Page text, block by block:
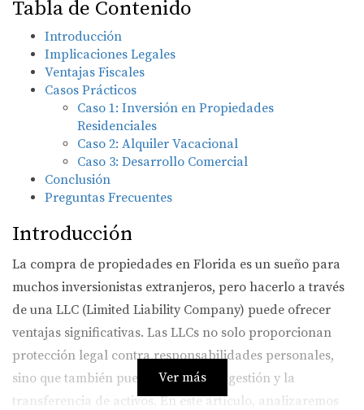
Tabla de Contenido
Introducción
Implicaciones Legales
Ventajas Fiscales
Casos Prácticos
Caso 1: Inversión en Propiedades
Residenciales
Caso 2: Alquiler Vacacional
Caso 3: Desarrollo Comercial
Conclusión
Preguntas Frecuentes
Introducción
La compra de propiedades en Florida es un sueño para
muchos inversionistas extranjeros, pero hacerlo a través
de una LLC (Limited Liability Company) puede ofrecer
ventajas significativas. Las LLCs no solo proporcionan
protección legal contra responsabilidades personales,
sino que también pueden facilitar la gestión y la
transferencia de activos. En este artículo, analizaremos
Ver más